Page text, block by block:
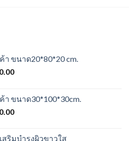
า ขนาด20*80*20 cm.
Current
฿400.00.
า ขนาด30*100*30cm.
Current
สริมบำรุงผิวขาวใส